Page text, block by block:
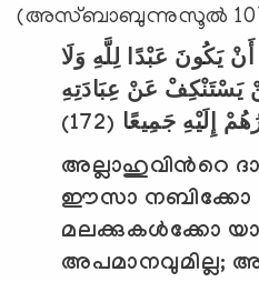
(അസ്ബാബുന്നുസൂല്‍
يَكُونَ عَبْدًا لِلَّهِ وَلَا
يَسْتَنْكِفْ عَنْ عِبَادَتِهِ
إِلَيْهِ جَمِيعًا (172)
അല്ലാഹുവിന്‍റെ
ഈസാ നബിക്കോ
മലക്കുകള്‍ക്കോ
അപമാനവുമില്ല;